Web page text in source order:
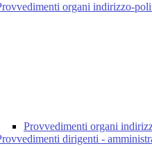
organi indirizzo-
Provvedimenti organi
dirigenti -